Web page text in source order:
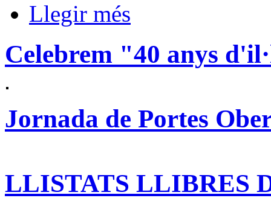
Llegir més
Celebrem "40 anys
Jornada de Portes
LLISTATS LLIBRES